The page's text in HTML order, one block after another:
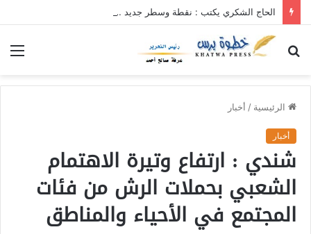
الرئيسية / أخبار
أخبار
شندي : ارتفاع وتيرة الاهتمام
الشعبي بحملات الرش من فئات
المجتمع في الأحياء والمناطق